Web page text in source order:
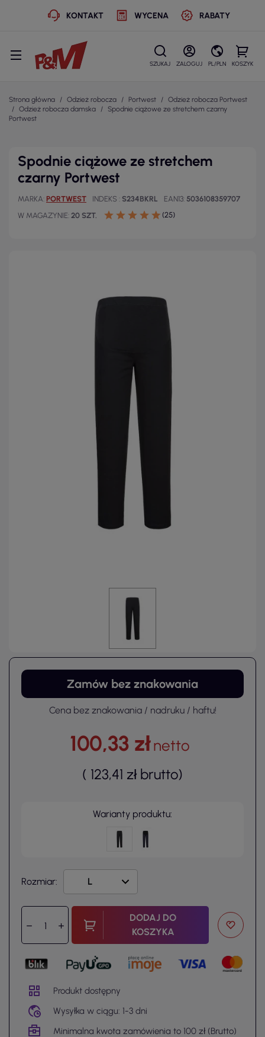
KONTAKT WYCENA RABATY
SZUKAJ ZALOGUJ PL/PLN KOSZYK
Strona główna Odzież robocza Portwest
Odzież robocza Portwest
Odzież robocza damska
Spodnie ciążowe ze stretchem czarny
Portwest
Spodnie ciążowe ze stretchem
czarny Portwest
MARKA PORTWEST INDEKS S234BKRL EAN13 5036108359707
W MAGAZYNIE 20 SZT. (25)
Zamów bez znakowania
Cena bez znakowania / nadruku / haftu!
100,33 złnetto
( 123,41 zł brutto)
Warianty produktu:
Rozmiar:
DODAJ DO
KOSZYKA
Produkt dostępny
Wysyłka w ciągu: 1-3 dni
Minimalna kwota zamówienia to 100 zł (Brutto)